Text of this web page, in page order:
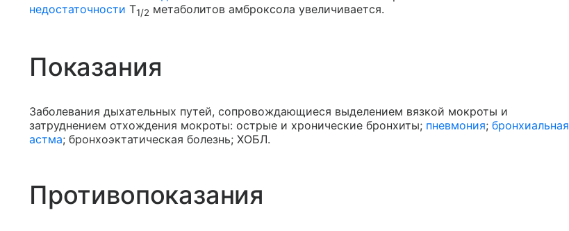
недостаточности T1/2 метаболитов амброксола увеличивается.
Показания
Заболевания дыхательных путей, сопровождающиеся выделением вязкой мокроты и
затруднением отхождения мокроты: острые и хронические бронхиты; пневмония; бронхиальная
астма; бронхоэктатическая болезнь; ХОБЛ.
Противопоказания